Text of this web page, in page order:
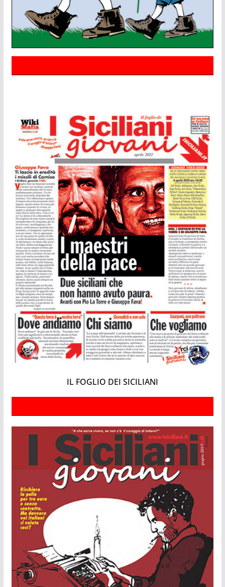
IL FOGLIO DEI SICILIANI